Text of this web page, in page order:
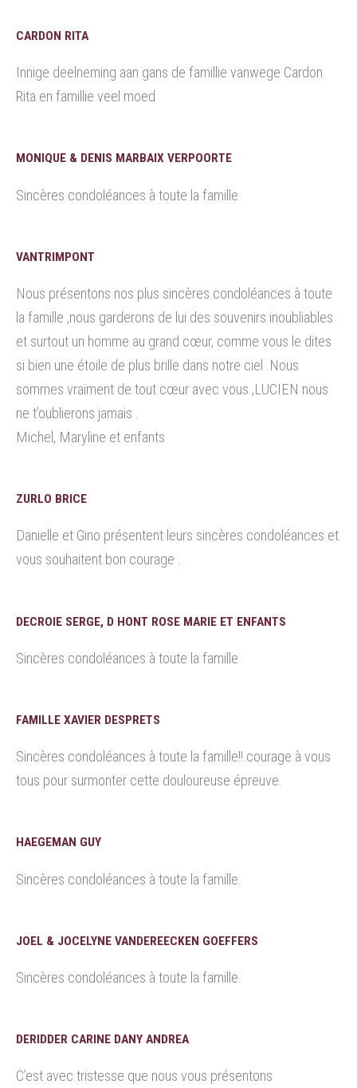
CARDON RITA
Innige deelneming aan gans de famillie vanwege Cardon
Rita en famillie veel moed
MONIQUE & DENIS MARBAIX VERPOORTE
Sincères condoléances à toute la famille
VANTRIMPONT
Nous présentons nos plus sincères condoléances à toute
la famille ,nous garderons de lui des souvenirs inoubliables
et surtout un homme au grand cœur, comme vous le dites
si bien une étoile de plus brille dans notre ciel .Nous
sommes vraiment de tout cœur avec vous ,LUCIEN nous
ne t’oublierons jamais .
Michel, Maryline et enfants
ZURLO BRICE
Danielle et Gino présentent leurs sincères condoléances et
vous souhaitent bon courage .
DECROIE SERGE, D HONT ROSE MARIE ET ENFANTS
Sincères condoléances à toute la famille
FAMILLE XAVIER DESPRETS
Sincères condoléances à toute la famille!!.courage à vous
tous pour surmonter cette douloureuse épreuve.
HAEGEMAN GUY
Sincères condoléances à toute la famille.
JOEL & JOCELYNE VANDEREECKEN GOEFFERS
Sincères condoléances à toute la famille.
DERIDDER CARINE DANY ANDREA
C’est avec tristesse que nous vous présentons